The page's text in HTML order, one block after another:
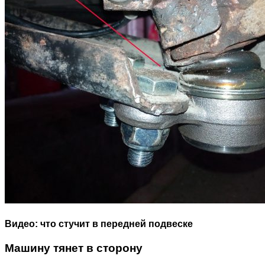
Видео: что стучит в передней подвеске
Машину тянет в сторону